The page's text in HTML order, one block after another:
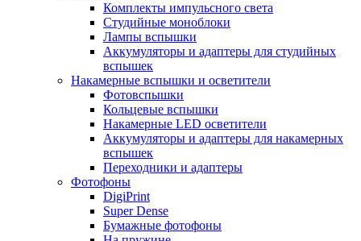
Комплекты импульсного света
Студийные моноблоки
Лампы вспышки
Аккумуляторы и адаптеры для студийных
вспышек
Накамерные вспышки и осветители
Фотовспышки
Кольцевые вспышки
Накамерные LED осветители
Аккумуляторы и адаптеры для накамерных
вспышек
Переходники и адаптеры
Фотофоны
DigiPrint
Super Dense
Бумажные фотофоны